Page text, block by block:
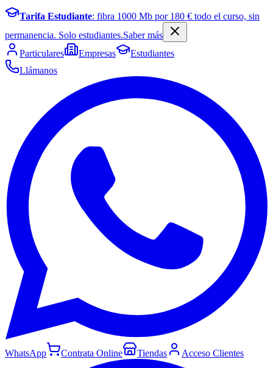
Tarifa Estudiante: fibra 1000 Mb por 180 € todo el curso, sin
permanencia. Solo estudiantes.Saber más
Particulares
Empresas
Estudiantes
Llámanos
WhatsApp Contrata Online Tiendas Acceso Clientes